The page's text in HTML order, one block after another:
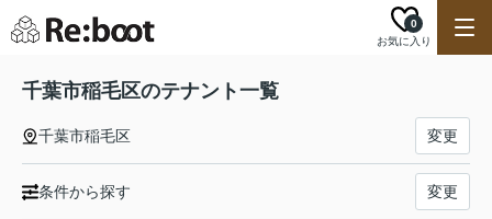
お気に入り
0
千葉市稲毛区のテナント一覧
千葉市稲毛区 変更
条件から探す 変更